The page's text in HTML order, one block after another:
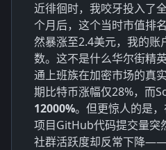
近徘徊时，我咬牙投入了
个月后，这个当时市值排
然暴涨至2.4美元，我的账
数。这不是什么华尔街精
通上班族在加密市场的真
期比特币涨幅仅28%，而
12000%。但更惊人的是
项目GitHub代码提交量突
社群活跃度却反常下降